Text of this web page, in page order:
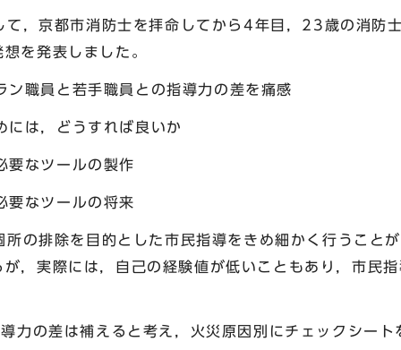
，京都市消防士を拝命してから4年目，23歳の消防
を発表しました。
職員と若手職員との指導力の差を痛感
は，どうすれば良いか
なツールの製作
なツールの将来
の排除を目的とした市民指導をきめ細かく行うこと
，実際には，自己の経験値が低いこともあり，市民
力の差は補えると考え，火災原因別にチェックシート